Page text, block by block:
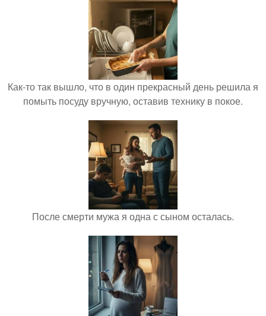
Как-то так вышло, что в один прекрасный день решила я
помыть посуду вручную, оставив технику в покое.
После смерти мужа я одна с сыном осталась.